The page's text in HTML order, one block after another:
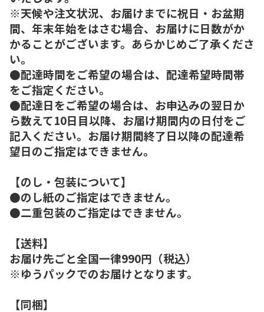
※天候や注文状況、お届けまでに祝日・お盆期
間、年末年始をはさむ場合、お届けに日数がか
かることがございます。あらかじめご了承くださ
い。
●配達時間をご希望の場合は、配達希望時間帯
をご指定ください。
●配達日をご希望の場合は、お申込みの翌日か
ら数えて10日目以降、お届け期間内の日付をご
記入ください。お届け期間終了日以降の配達希
望日のご指定はできません。
【のし・包装について】
●のし紙のご指定はできません。
●二重包装のご指定はできません。
【送料】
お届け先ごと全国一律990円（税込）
※ゆうパックでのお届けとなります。
【同梱】